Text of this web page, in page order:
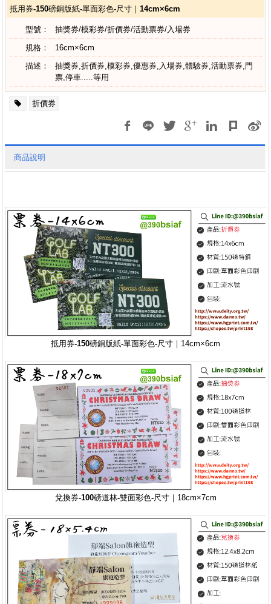
抵用券-150磅銅版紙-單面彩色-尺寸｜14cm×6cm
型號：
抽獎券/模彩券/折價券/活動票券/入場券
規格：
16cm×6cm
描述：
抽獎券,折價券,模彩券,優惠券,入場券,體驗券,活動票券,門
票,停車.....等用
折價券
商品說明
抵用券-150磅銅版紙-單面彩色-尺寸｜14cm×6cm
兌換券-100磅道林-雙面彩色-尺寸｜18cm×7cm